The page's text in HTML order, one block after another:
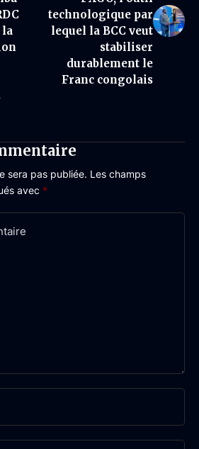
la
technologique par
lequel la BCC veut
stabiliser
durablement le
Franc congolais
sera pas publiée. Les champs
avec *